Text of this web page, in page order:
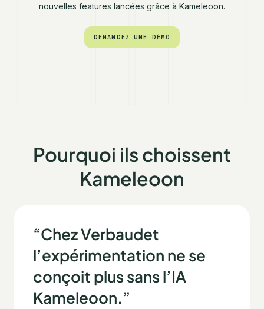
nouvelles features lancées grâce à Kameleoon.
DEMANDEZ UNE DÉMO
Pourquoi ils choissent
Kameleoon
“Chez Verbaudet
l’expérimentation ne se
conçoit plus sans l’IA
Kameleoon.”